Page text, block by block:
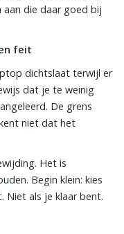
aan die daar goed bij
feit
dichtslaat terwijl er
dat je te weinig
De grens
niet dat het
Het is
Begin klein: kies
Niet als je klaar bent.